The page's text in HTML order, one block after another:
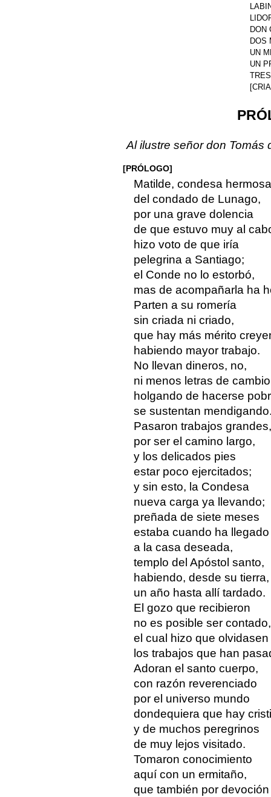
DON
DOS
UN
UN
Al ilustre señor don Tomás
[PRÓLOGO]
Matilde, condesa hermosa
del condado de Lunago,
por una grave dolencia
de que estuvo muy al
hizo voto de que iría
pelegrina a Santiago;
el Conde no lo estorbó,
mas de acompañarla ha
Parten a su romería
sin criada ni criado,
que hay más mérito
habiendo mayor trabajo.
No llevan dineros, no,
ni menos letras de
holgando de hacerse
se sustentan
Pasaron trabajos grandes,
por ser el camino largo,
y los delicados pies
estar poco ejercitados;
y sin esto, la Condesa
nueva carga ya llevando;
preñada de siete meses
estaba cuando ha llegado
a la casa deseada,
templo del Apóstol santo,
habiendo, desde su tierra,
un año hasta allí tardado.
El gozo que recibieron
no es posible ser contado,
el cual hizo que olvidasen
los trabajos que han
Adoran el santo cuerpo,
con razón reverenciado
por el universo mundo
dondequiera que hay
y de muchos peregrinos
de muy lejos visitado.
Tomaron conocimiento
aquí con un ermitaño,
que también por devoción